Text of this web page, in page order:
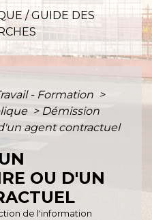
/GUIDE DES
- Formation >
> Démission
agent contractuel
OU D'UN
de l'information